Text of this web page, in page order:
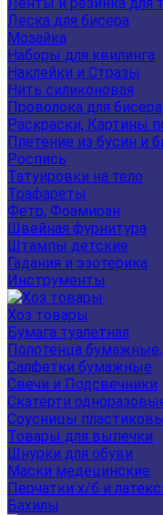
Леска для бисера
Мозайка
Наборы для квилинга
Наклейки и Стразы
Нить силиконовая
Проволока для бисера
Раскраски, Картины
Плетение из бусин и
Роспись
Татуировки на тело
Трафареты
Фетр, Фоамиран
Швейная фурнитура
Штампы детские
Гадания и эзотерика
Инструменты
Хоз товары
Бумага туалетная
Полотенца
Салфетки бумажные
Свечи и Подсвечники
Скатерти
Соусницы
Товары для выпечки
Шнурки для обуви
Маски медецинские
Перчатки х/б и
Бахилы